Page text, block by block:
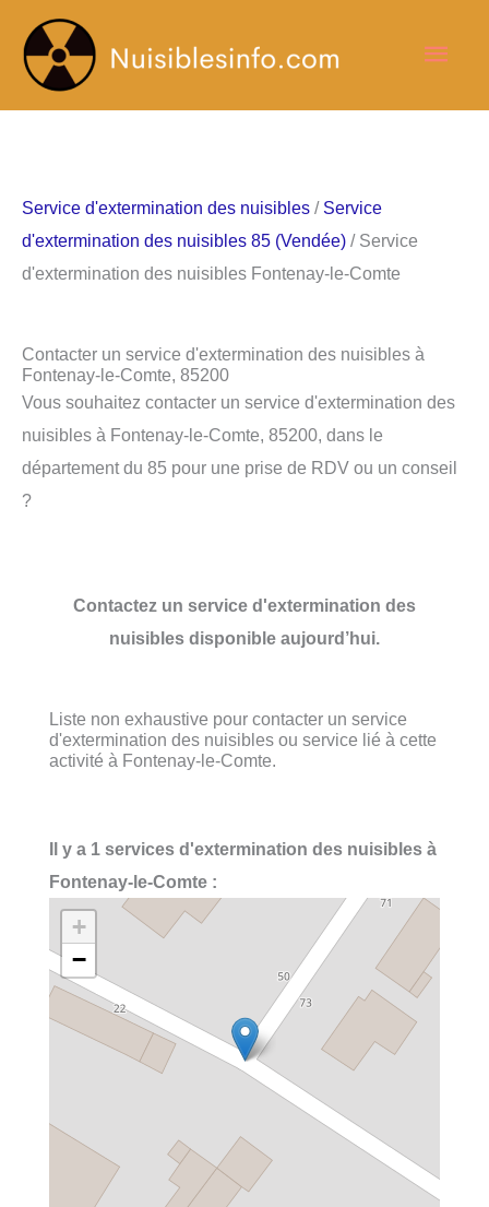
contenu
Service d'extermination des nuisibles / Service
d'extermination des nuisibles 85 (Vendée) / Service
d'extermination des nuisibles Fontenay-le-Comte
Contacter un service d'extermination des nuisibles à
Fontenay-le-Comte, 85200
Vous souhaitez contacter un service d'extermination des
nuisibles à Fontenay-le-Comte, 85200, dans le
département du 85 pour une prise de RDV ou un conseil
?
Contactez un service d'extermination des
nuisibles disponible aujourd’hui.
Liste non exhaustive pour contacter un service
d'extermination des nuisibles ou service lié à cette
activité à Fontenay-le-Comte.
Il y a 1 services d'extermination des nuisibles à
Fontenay-le-Comte :
+
−